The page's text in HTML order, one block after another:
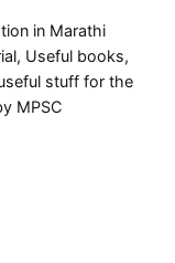
in Marathi
Useful books,
stuff for the
MPSC